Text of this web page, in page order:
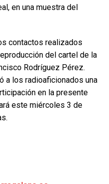
en una muestra del
contactos realizados
del cartel de la
Rodríguez Pérez.
a los radioaficionados una
en la presente
este miércoles 3 de